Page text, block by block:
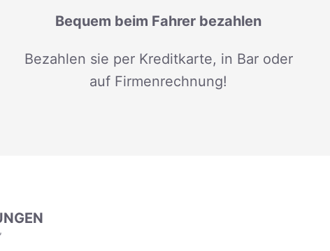
Bequem beim Fahrer bezahlen
Bezahlen sie per Kreditkarte, in Bar oder
auf Firmenrechnung!